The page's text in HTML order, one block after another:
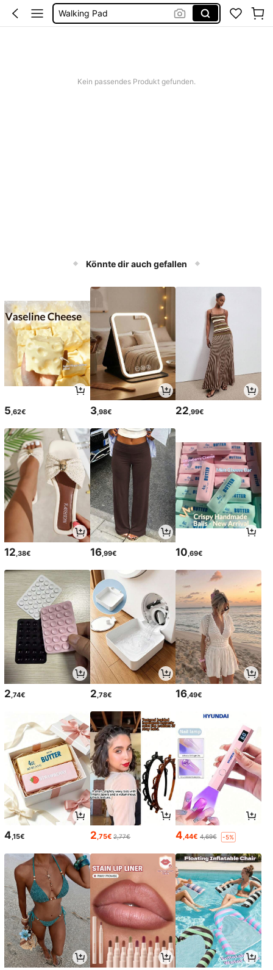
Laufband Für Zuhause Mini
Kein passendes Produkt gefunden.
Könnte dir auch gefallen
5 ,62€ 3,98€ 22 ,99€
12,38€ 16,99€ 10,69€
2,74€ 2,78€ 16,49€
4,15€ 2,75€ 2,77€ 4,44€ 4,69€ -5%